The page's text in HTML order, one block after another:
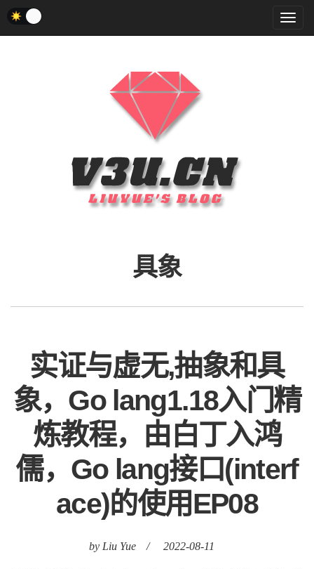
菜
单
具象
实证与虚无,抽象和具
象，Go lang1.18入门精
炼教程，由白丁入鸿
儒，Go lang接口(interf
ace)的使用EP08
by Liu Yue / 2022-08-11